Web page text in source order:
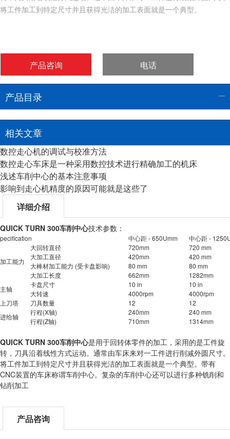
将工件加工到特定尺寸并且获得光洁的加工表面就是一个典型。
产品咨询 电话
产品目录
相关文章
数控走心机的调试与校准方法
数控走心车床是一种采用数控技术进行精确加工的机床
浅述车削中心的基本注意事项
影响到走心机精度的原因可能就是这些了
详细介绍
QUICK TURN 300车削中心技术参数：
pecification 中心距 - 650Umm 中心距 -
加工能力
大回转直径 720mm
720 mm
大加工直径
420mm
420 mm
大棒材加工能力 (受卡盘影响)
80 mm
80 mm
大加工长度
662mm
1282mm
主轴
卡盘尺寸 10 in
10 in
大转速
4000rpm
4000rpm
上刀塔
刀具数量 12
12
进给轴
行程(X轴) 240mm
240 mm
行程(Z轴)
710mm 1314mm
QUICK TURN 300车削中心是用于回转体零件的加工，采用的是工件旋
转，刀具沿着线性方式运动。通常由车床来对一工件进行削减外圆尺寸。
将工件加工到特定尺寸并且获得光洁的加工表面就是一个典型。带有
CNC装置的车床称谓车削中心。复杂的车削中心还可以进行多种铣削和
钻削加工
产品咨询